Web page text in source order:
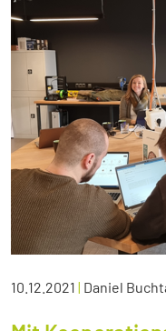
10.12.2021 | Daniel